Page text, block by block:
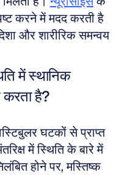
करने में मदद करती है
और शारीरिक समन्वय
में स्थानिक
है?
घटकों से प्राप्त
में स्थिति के बारे में
होने पर, मस्तिष्क